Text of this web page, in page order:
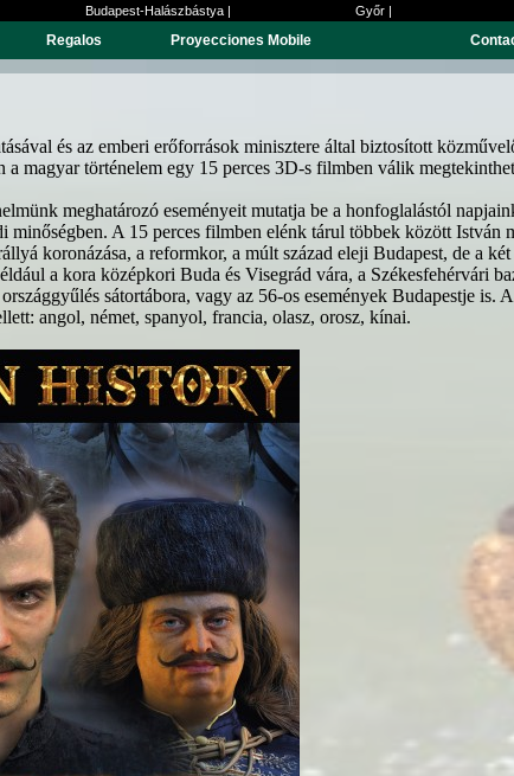
Budapest-Halászbástya | Győr |
Regalos Proyecciones Mobile
és az emberi erőforrások minisztere által biztosított
a magyar történelem egy 15 perces 3D-s filmben válik
meghatározó eseményeit mutatja be a honfoglalástól
A 15 perces filmben elénk tárul többek között István
koronázása, a reformkor, a múlt század eleji Budapest, de a
a kora középkori Buda és Visegrád vára, a Székesfehérvári
sátortábora, vagy az 56-os események Budapestje is.
angol, német, spanyol, francia, olasz, orosz, kínai.